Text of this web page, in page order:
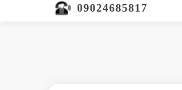
09024685817